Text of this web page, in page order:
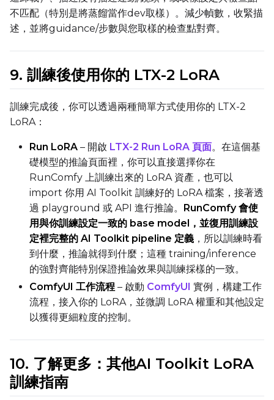
不匹配（特別是將蒸餾當作dev取樣）。減少幀數，收緊描
述，並將guidance/步數與您取樣的檢查點對齊。
9. 訓練後使用你的 LTX-2 LoRA
訓練完成後，你可以透過兩種簡單方式使用你的 LTX-2
LoRA：
Run LoRA – 開啟 LTX-2 Run LoRA 頁面。在這個基
礎模型的推論頁面裡，你可以直接選擇你在
RunComfy 上訓練出來的 LoRA 資產，也可以
import 你用 AI Toolkit 訓練好的 LoRA 檔案，接著透
過 playground 或 API 進行推論。 RunComfy 會使
用與你訓練設定一致的 base model，並復用訓練設
定裡完整的 AI Toolkit pipeline 定義 ，所以訓練時看
到什麼，推論就得到什麼；這種 training/inference
的強對齊能特別保證推論效果與訓練採樣的一致。
ComfyUI 工作流程 – 啟動 ComfyUI 實例，構建工作
流程，接入你的 LoRA，並微調 LoRA 權重和其他設定
以獲得更細粒度的控制。
10. 了解更多：其他AI Toolkit LoRA
訓練指南